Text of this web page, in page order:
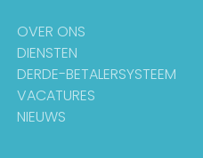
OVER ONS
DIENSTEN
DERDE-BETALERSYSTEEM
VACATURES
NIEUWS